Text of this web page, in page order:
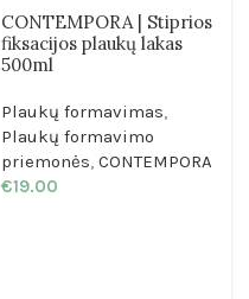
CONTEMPORA | Stiprios
fiksacijos plaukų lakas
500ml
Plaukų formavimas,
Plaukų formavimo
priemonės, CONTEMPORA
€19.00